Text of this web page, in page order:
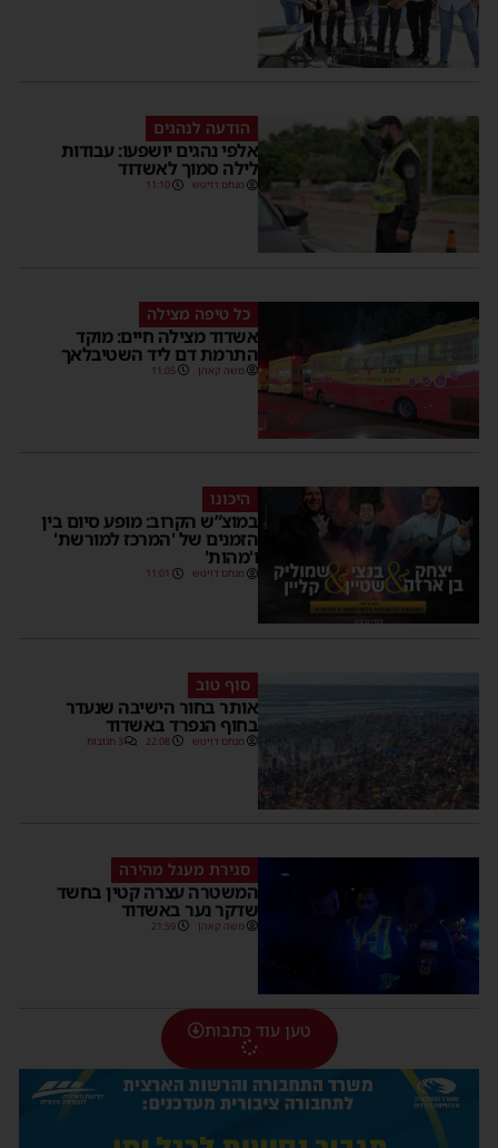
הודעה לנהגים
אלפי נהגים יושפעו: עבודות
לילה סמוך לאשדוד
מנחם דויטש 11:10
כל טיפה מצילה
אשדוד מצילה חיים: מוקד
התרמת דם ליד השטיבלאך
משה קאהן 11:05
היכונו
במוצ”ש הקרוב: מופע סיום בין
הזמנים של 'המרכז למורשת'
ו'מהות'
מנחם דויטש 11:01
סוף טוב
אותר בחור הישיבה שנעדר
בחוף הנפרד באשדוד
מנחם דויטש 22:08 3 תגובות
סגירת מעגל מהירה
המשטרה עצרה קטין בחשד
שדקר נער באשדוד
משה קאהן 21:59
טען עוד כתבות